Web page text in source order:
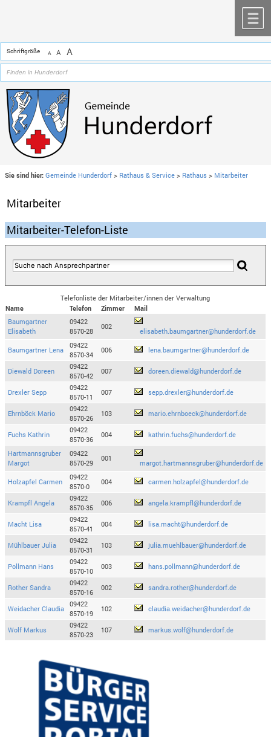
Schriftgröße A A A
Sie sind hier: Gemeinde Hunderdorf > Rathaus & Service > Rathaus > Mitarbeiter
Mitarbeiter
Mitarbeiter-Telefon-Liste
Telefonliste der Mitarbeiter/innen der Verwaltung
Name
Telefon Zimmer
Mail
Baumgartner
Elisabeth
09422
8570-28
002
elisabeth.baumgartner@hunderdorf.de
Baumgartner Lena
09422
8570-34
006 lena.baumgartner@hunderdorf.de
Diewald Doreen
09422
8570-42
007 doreen.diewald@hunderdorf.de
Drexler Sepp
09422
8570-11
007 sepp.drexler@hunderdorf.de
Ehrnböck Mario
09422
8570-26
103 mario.ehrnboeck@hunderdorf.de
Fuchs Kathrin
09422
8570-36
004 kathrin.fuchs@hunderdorf.de
Hartmannsgruber
Margot
09422
8570-29
001
margot.hartmannsgruber@hunderdorf.de
Holzapfel Carmen
09422
8570-0
004 carmen.holzapfel@hunderdorf.de
Krampfl Angela
09422
8570-35
006 angela.krampfl@hunderdorf.de
Macht Lisa
09422
8570-41
004 lisa.macht@hunderdorf.de
Mühlbauer Julia
09422
8570-31
103 julia.muehlbauer@hunderdorf.de
Pollmann Hans
09422
8570-10
003 hans.pollmann@hunderdorf.de
Rother Sandra
09422
8570-16
002 sandra.rother@hunderdorf.de
Weidacher Claudia
09422
8570-19
102 claudia.weidacher@hunderdorf.de
Wolf Markus
09422
8570-23
107 markus.wolf@hunderdorf.de